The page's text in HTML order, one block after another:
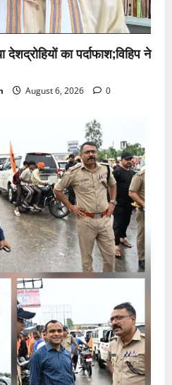
का पर्दाफाश;विहिप ने
August 6, 2026 0